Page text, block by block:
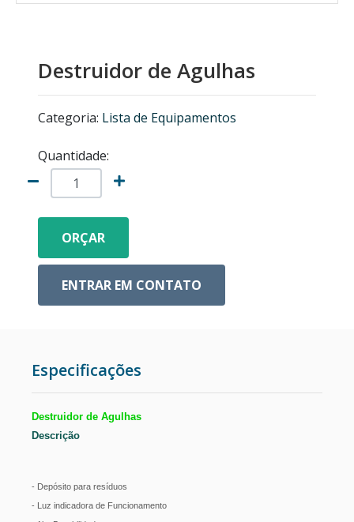
EQUIPAMENTOS ANALÍTICOS
LISTA DE EQUIPAMENTOS
MODELOS ANATÔMICOS
VIDRO ESPIÃO
ACESSÓRIOS PARA MICROSCÓPIOS
ESTUFAS
CÂMERA PARA MICROSCÓPIO
Destruidor de Agulhas
Categoria: Lista de Equipamentos
Quantidade:
ORÇAR
ENTRAR EM CONTATO
Especificações
Destruidor de Agulhas
Descrição
- Depósito para resíduos
- Luz indicadora de Funcionamento